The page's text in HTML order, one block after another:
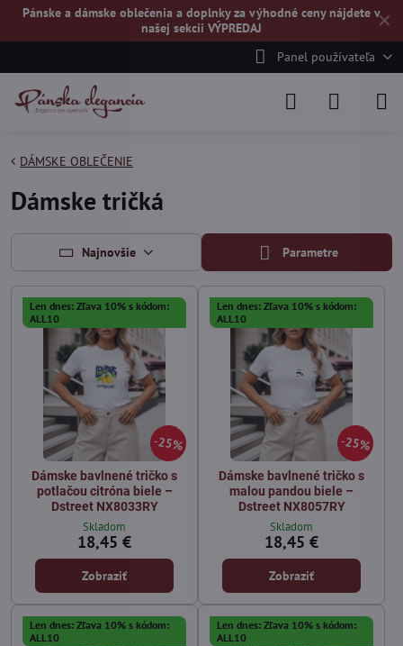
✕
Pánske a dámske oblečenia a doplnky za výhodné ceny nájdete v
našej sekcii VÝPREDAJ
Panel používateľa
DÁMSKE OBLEČENIE
Dámske tričká
Najnovšie Parametre
25%
Len dnes: Zľava 10% s kódom:
ALL10
Dámske bavlnené tričko s
potlačou citróna biele –
Dstreet NX8033RY
Skladom
18,45 €
Zobraziť
25%
Len dnes: Zľava 10% s kódom:
ALL10
Dámske bavlnené tričko s
malou pandou biele –
Dstreet NX8057RY
Skladom
18,45 €
Zobraziť
Len dnes: Zľava 10% s kódom:
ALL10
Len dnes: Zľava 10% s kódom:
ALL10